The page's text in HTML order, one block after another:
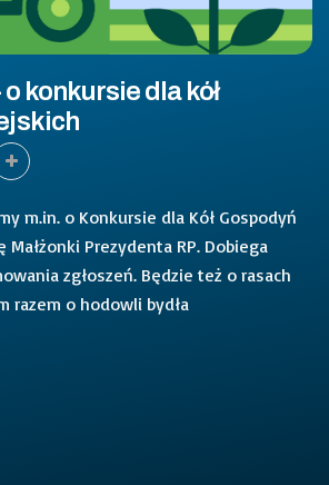
konkursie dla kół
m.in. o Konkursie dla Kół Gospodyń
Prezydenta RP. Dobiega
zgłoszeń. Będzie też o rasach
razem o hodowli bydła